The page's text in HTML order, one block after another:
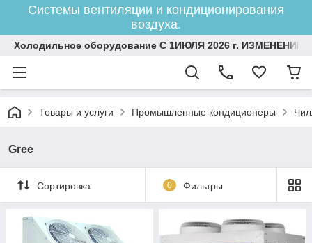
Системы вентиляции и кондиционирования
воздуха.
Холодильное оборудование С 1ИЮЛЯ 2026 г.
Товары и услуги Промышленные кондиционеры
Gree
Сортировка 0 Фильтры